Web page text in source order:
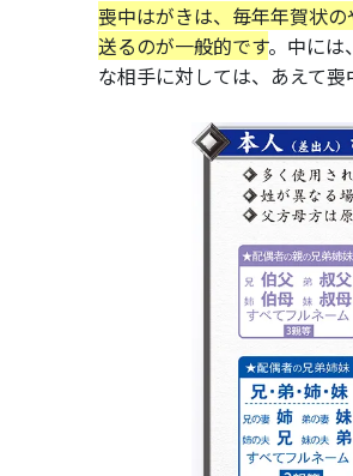
喪中はがきは、毎年年賀状
送るのが一般的です。中には
な相手に対しては、あえて